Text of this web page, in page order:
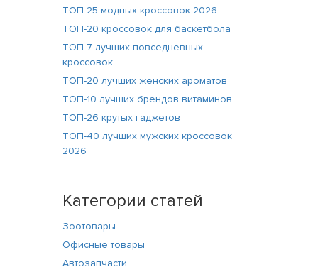
ТОП 25 модных кроссовок 2026
ТОП-20 кроссовок для баскетбола
ТОП-7 лучших повседневных
кроссовок
ТОП-20 лучших женских ароматов
ТОП-10 лучших брендов витаминов
ТОП-26 крутых гаджетов
ТОП-40 лучших мужских кроссовок
2026
Категории статей
Зоотовары
Офисные товары
Автозапчасти